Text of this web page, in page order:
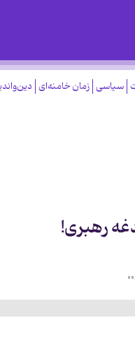
سیاسی زمان خامنه‌ای
رهبری!